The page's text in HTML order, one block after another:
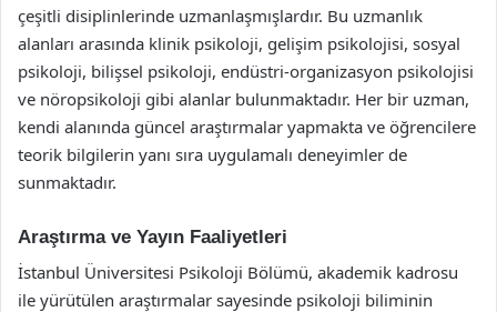
çeşitli disiplinlerinde uzmanlaşmışlardır. Bu uzmanlık
alanları arasında klinik psikoloji, gelişim psikolojisi, sosyal
psikoloji, bilişsel psikoloji, endüstri-organizasyon psikolojisi
ve nöropsikoloji gibi alanlar bulunmaktadır. Her bir uzman,
kendi alanında güncel araştırmalar yapmakta ve öğrencilere
teorik bilgilerin yanı sıra uygulamalı deneyimler de
sunmaktadır.
Araştırma ve Yayın Faaliyetleri
İstanbul Üniversitesi Psikoloji Bölümü, akademik kadrosu
ile yürütülen araştırmalar sayesinde psikoloji biliminin